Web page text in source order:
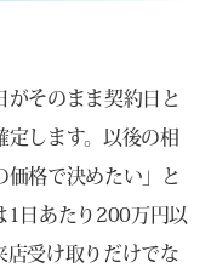
がそのまま契約日と
定します。以後の相
価格で決めたい」と
1日あたり200万円以
店受け取りだけでな